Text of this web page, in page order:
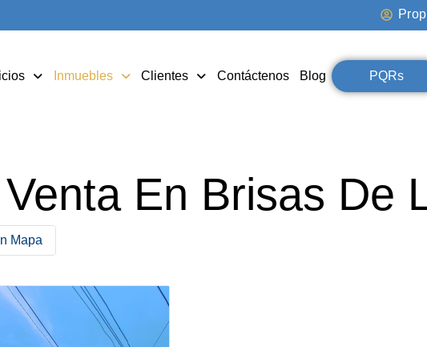
Inmuebles Clientes Contáctenos Blog PQRs
En Brisas De
Mapa